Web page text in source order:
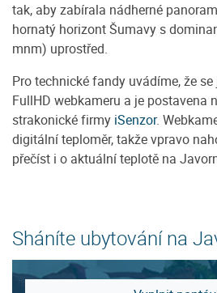
tak, aby zabírala nádherné
hornatý horizont Šumavy s
mnm) uprostřed.
Pro technické fandy uvádíme, že
FullHD webkameru a je postavena
strakonické firmy iSenzor.
digitální teploměr, takže vpravo
přečíst i o aktuální teplotě na
Sháníte ubytování na